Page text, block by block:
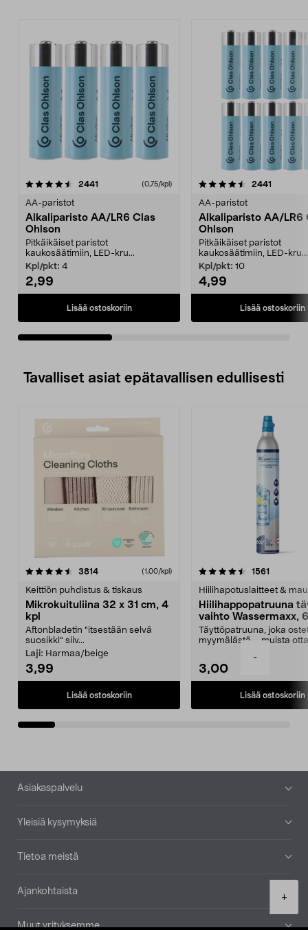
-
+
2441 (0,75/kpl)
AA-paristot
Alkaliparisto AA/LR6 Clas
Ohlson
Pitkäikäiset paristot
kaukosäätimiin, LED-kru...
Kpl/pkt: 4
2,99
Lisää ostoskoriin
4.5viidestä
2441
AA-paristot
Alkaliparisto AA/LR6
Ohlson
Pitkäikäiset paristot
kaukosäätimiin, LED-kru...
Kpl/pkt: 10
4,99
Lisää ostoskoriin
4.5viidestä
Tavalliset asiat epätavallisen edullisesti
3814arvostelut (1,00/kpl)
Keittiön puhdistus & tiskaus
Mikrokuituliina 32 x 31 cm, 4
kpl
Aftonbladetin "itsestään selvä
suosikki" siiv...
Laji: Harmaa/beige
3,99
Lisää ostoskoriin
4.5viidestä
1561
Hiilihapotuslaitteet &
Hiilihappopatruuna
vaihto Wassermaxx,
Täyttöpatruuna, joka
myymälästä – muista
3,00
Lisää ostoskoriin
4.5viidestä
Alatunniste
Asiakaspalvelu
Yleisiä kysymyksiä
Tietoa meistä
Ajankohtaista
Muut yrityksemme